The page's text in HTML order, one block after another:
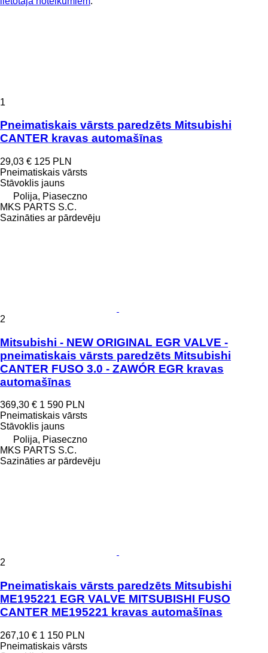
1
Pneimatiskais vārsts paredzēts Mitsubishi
CANTER kravas automašīnas
29,03 € 125 PLN
Pneimatiskais vārsts
Stāvoklis jauns
Polija, Piaseczno
MKS PARTS S.C.
Sazināties ar pārdevēju
2
Mitsubishi - NEW ORIGINAL EGR VALVE -
pneimatiskais vārsts paredzēts Mitsubishi
CANTER FUSO 3.0 - ZAWÓR EGR kravas
automašīnas
369,30 € 1 590 PLN
Pneimatiskais vārsts
Stāvoklis jauns
Polija, Piaseczno
MKS PARTS S.C.
Sazināties ar pārdevēju
2
Pneimatiskais vārsts paredzēts Mitsubishi
ME195221 EGR VALVE MITSUBISHI FUSO
CANTER ME195221 kravas automašīnas
267,10 € 1 150 PLN
Pneimatiskais vārsts